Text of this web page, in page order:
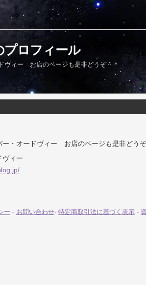
プロフィール
ィー お店のページも是非どうぞ＾＾
ー・オードヴィー お店のページも是非どうぞ
ヴィー
ー - お問い合わせ- 特定商取引法に基づく表示 -